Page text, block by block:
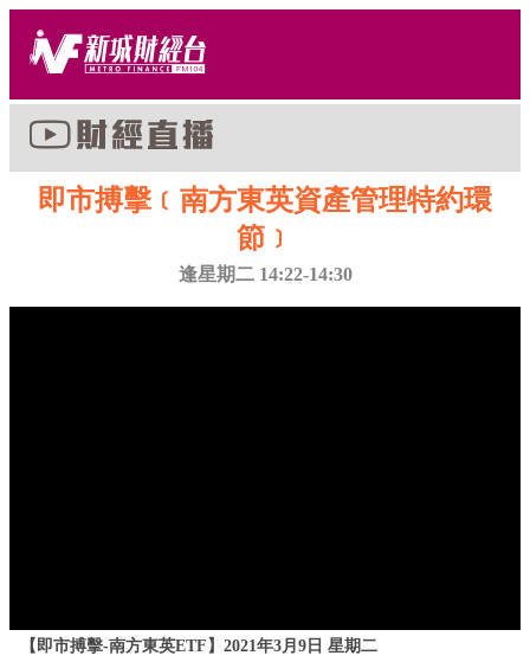
即市搏擊﹝南方東英資產管理特約環
節﹞
逢星期二 14:22-14:30
【即市搏擊-南方東英ETF】2021年3月9日 星期二